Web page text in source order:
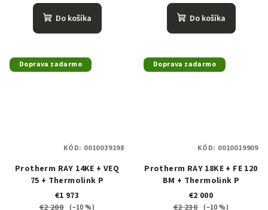
Do košíka Do košíka
Doprava zadarmo
Protherm RAY 14KE + VEQ
75 + Thermolink P
€1 973
(–10 %)
KÓD: 0010039198
Doprava zadarmo
Protherm RAY 18KE + FE 120
BM + Thermolink P
€2 000
(–10 %)
KÓD: 0010019909